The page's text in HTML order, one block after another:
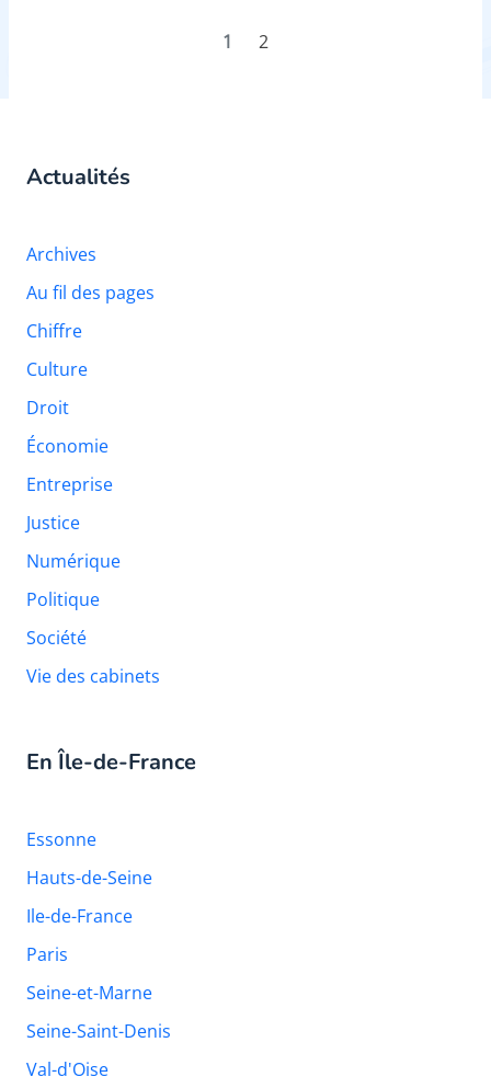
1 2
Actualités
Archives
Au fil des pages
Chiffre
Culture
Droit
Économie
Entreprise
Justice
Numérique
Politique
Société
Vie des cabinets
En Île-de-France
Essonne
Hauts-de-Seine
Ile-de-France
Paris
Seine-et-Marne
Seine-Saint-Denis
Val-d'Oise